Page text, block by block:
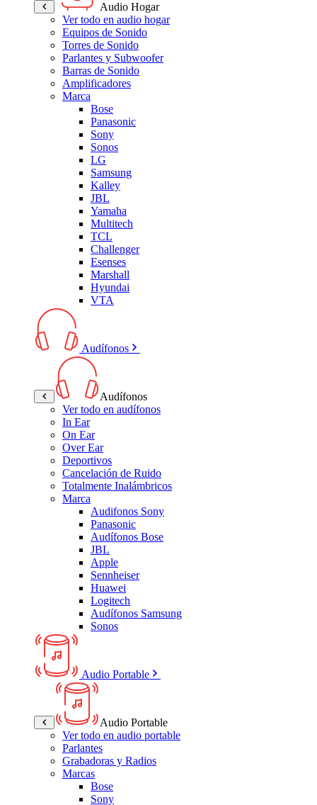
Audio Hogar
Ver todo en audio hogar
Equipos de Sonido
Torres de Sonido
Parlantes y Subwoofer
Barras de Sonido
Amplificadores
Marca
Bose
Panasonic
Sony
Sonos
LG
Samsung
Kalley
JBL
Yamaha
Multitech
TCL
Challenger
Esenses
Marshall
Hyundai
VTA
Audífonos
Audífonos
Ver todo en audífonos
In Ear
On Ear
Over Ear
Deportivos
Cancelación de Ruido
Totalmente Inalámbricos
Marca
Audifonos Sony
Panasonic
Audífonos Bose
JBL
Apple
Sennheiser
Huawei
Logitech
Audífonos Samsung
Sonos
Audio Portable
Audio Portable
Ver todo en audio portable
Parlantes
Grabadoras y Radios
Marcas
Bose
Sony